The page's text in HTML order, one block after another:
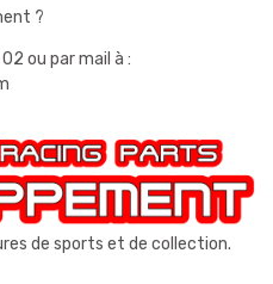
?
ou par mail à :
de sports et de collection.